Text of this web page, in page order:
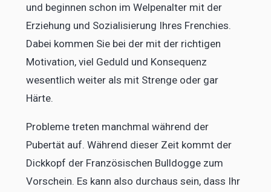
und beginnen schon im Welpenalter mit der
Erziehung und Sozialisierung Ihres Frenchies.
Dabei kommen Sie bei der mit der richtigen
Motivation, viel Geduld und Konsequenz
wesentlich weiter als mit Strenge oder gar
Härte.
Probleme treten manchmal während der
Pubertät auf. Während dieser Zeit kommt der
Dickkopf der Französischen Bulldogge zum
Vorschein. Es kann also durchaus sein, dass Ihr